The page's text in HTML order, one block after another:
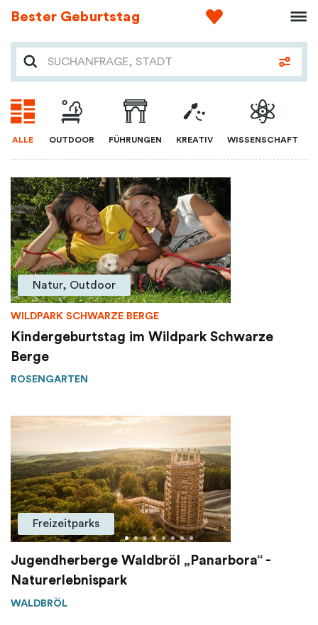
Bester Geburtstag
ALLE OUTDOOR FÜHRUNGEN KREATIV WISSENSCHAFT
Natur, Outdoor
WILDPARK SCHWARZE BERGE
Kindergeburtstag im Wildpark Schwarze
Berge
ROSENGARTEN
Freizeitparks
Jugendherberge Waldbröl „Panarbora“ -
Naturerlebnispark
WALDBRÖL